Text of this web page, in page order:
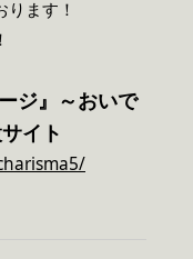
ます！
ジ』～おいで
イト